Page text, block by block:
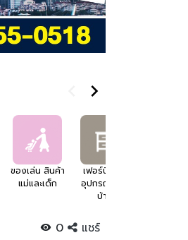
ของเล่น สินค้า
แม่และเด็ก
เฟอร์นิเจอร์
อุปกรณ์แต่ง
บ้าน
0 แชร์